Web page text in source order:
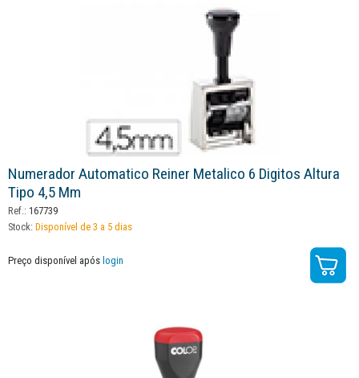
Numerador Automatico Reiner Metalico 6 Digitos Altura
Tipo 4,5 Mm
Ref.: 167739
Stock: Disponível de 3 a 5 dias
Preço disponível após login